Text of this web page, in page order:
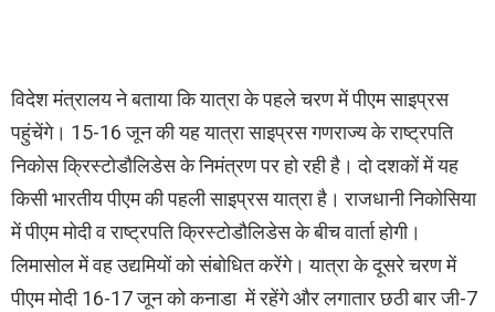
विदेश मंत्रालय ने बताया कि यात्रा के पहले चरण में पीएम साइप्रस
पहुंचेंगे। 15-16 जून की यह यात्रा साइप्रस गणराज्य के राष्ट्रपति
निकोस क्रिस्टोडौलिडेस के निमंत्रण पर हो रही है। दो दशकों में यह
किसी भारतीय पीएम की पहली साइप्रस यात्रा है। राजधानी निकोसिया
में पीएम मोदी व राष्ट्रपति क्रिस्टोडौलिडेस के बीच वार्ता होगी।
लिमासोल में वह उद्यमियों को संबोधित करेंगे। यात्रा के दूसरे चरण में
पीएम मोदी 16-17 जून को कनाडा में रहेंगे और लगातार छठी बार जी-7